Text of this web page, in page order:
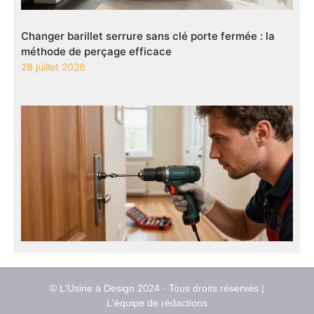
Changer barillet serrure sans clé porte fermée : la
méthode de perçage efficace
28 juillet 2026
© L'Usine à Design 2024 - Tous droits réservés |
L'équipe de rédactions